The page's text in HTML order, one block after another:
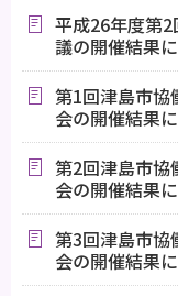
平成26年度第
議の開催結果
第1回津島市協
会の開催結果
第2回津島市協
会の開催結果
第3回津島市協
会の開催結果